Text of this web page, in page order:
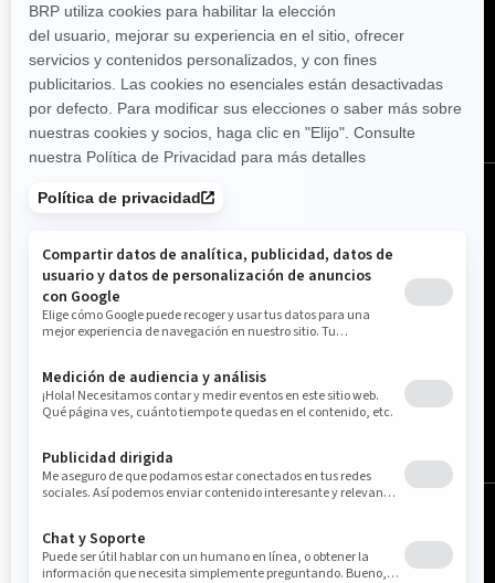
SÍGANOS
España (español)
© BRP 2003-2026